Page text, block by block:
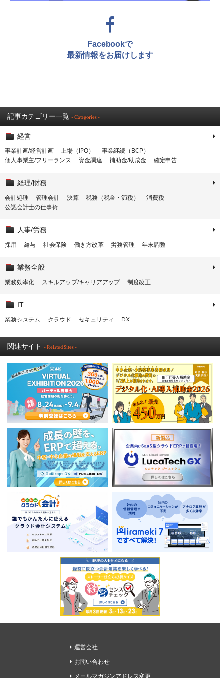
Facebookで
最新情報をお届けします
記事カテゴリー一覧 - Categories -
経営
事業計画/経営計画 上場（IPO）
事業継続（BCP）
個人事業主/フリーランス
資金調達 補助金/助成金 確定申告
経理/財務
会計処理 管理会計 決算 税務（税金・節税）
消費税
公認会計士の仕事術
人事/労務
採用 給与 社会保険 働き方改革 労務管理 年末調整
業務全般
業務効率化 スキルアップ/キャリアアップ 制度改正
IT
業務システム クラウド セキュリティ DX
関連サイト - Related Sites -
運営会社
お問い合わせ
メールマガジンアドレス変更